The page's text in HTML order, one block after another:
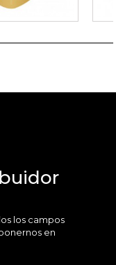
los campos
en